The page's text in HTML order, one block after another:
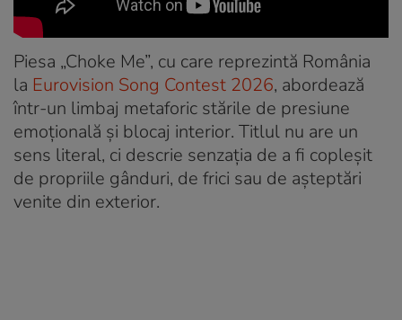
Piesa „Choke Me”, cu care reprezintă România
la Eurovision Song Contest 2026, abordează
într-un limbaj metaforic stările de presiune
emoțională și blocaj interior. Titlul nu are un
sens literal, ci descrie senzația de a fi copleșit
de propriile gânduri, de frici sau de așteptări
venite din exterior.